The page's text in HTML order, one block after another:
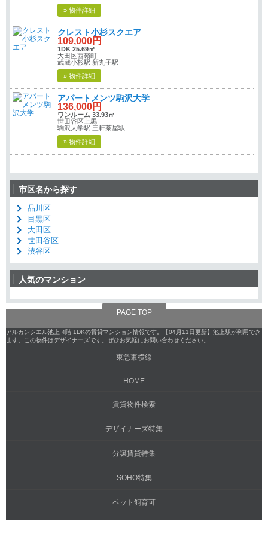
» 物件詳細
クレスト小杉スクエア
109,000円
1DK 25.69㎡
大田区西嶺町
武蔵小杉駅 新丸子駅
» 物件詳細
アパートメンツ駒沢大学
136,000円
ワンルーム 33.93㎡
世田谷区上馬
駒沢大学駅 三軒茶屋駅
» 物件詳細
市区名から探す
品川区
目黒区
大田区
世田谷区
渋谷区
人気のマンション
PAGE TOP
アルカンシエル池上 4階 1DKの賃貸マンション情報です。【04月11日更新】池上駅が利用でき
ます。この物件はデザイナーズです。ぜひお気軽にお問い合わせください。
東急東横線
HOME
賃貸物件検索
デザイナーズ特集
分譲賃貸特集
SOHO特集
ペット飼育可